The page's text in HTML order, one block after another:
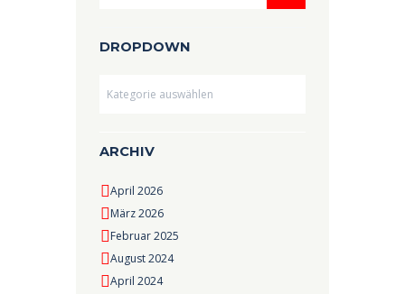
DROPDOWN
ARCHIV
April 2026
März 2026
Februar 2025
August 2024
April 2024